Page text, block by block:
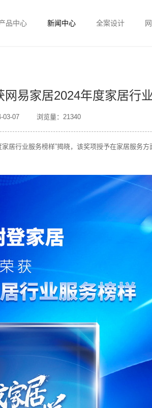
品中心 新闻中心 全案设计
易家居2024年度家居行
03-07 浏览量：21340
居行业服务榜样”揭晓，该奖项授予在家居服务